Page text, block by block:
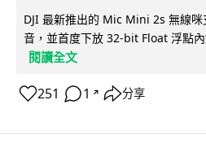
DJI 最新推出的 Mic Mini 2s 無線
音，並首度下放 32-bit Float 浮點
閱讀全文
251 1 ↗ 分享